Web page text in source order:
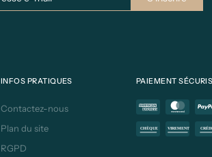
INFOS PRATIQUES
Contactez-nous
Plan du site
RGPD
PAIEMENT